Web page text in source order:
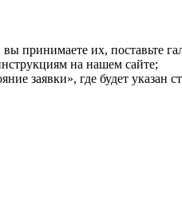
принимаете их, поставьте
на нашем сайте;
заявки», где будет указан